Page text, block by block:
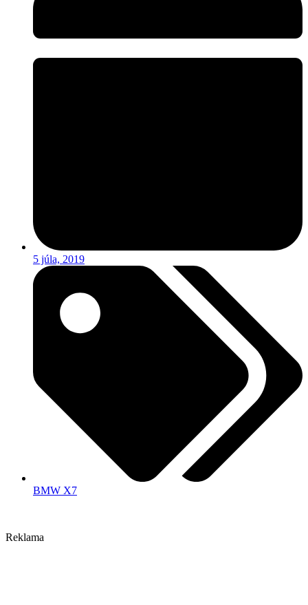
5 júla, 2019
BMW X7
Reklama